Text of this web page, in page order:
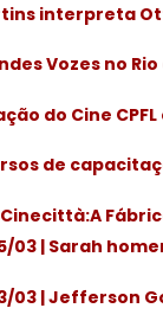
interpreta
Vozes no
do Cine
de
03 | Sarah
03 | Jefferson